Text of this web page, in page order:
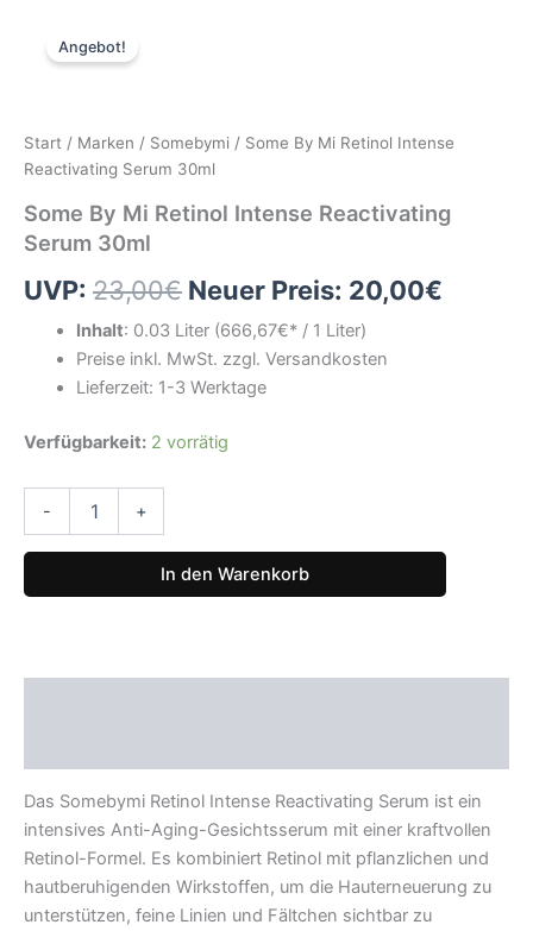
Angebot!
Start / Marken / Somebymi / Some By Mi Retinol Intense
Reactivating Serum 30ml
Some By Mi Retinol Intense Reactivating
Serum 30ml
UVP: 23,00€ Ursprünglicher
Preis
war:
Neuer Preis: 20,00€
Inhalt: 0.03 Liter (666,67€* / 1 Liter)
Preise inkl. MwSt. zzgl. Versandkosten
Lieferzeit: 1-3 Werktage
Verfügbarkeit: 2 vorrätig
-
Some
Mi
Retinol
Intense
Reactivating
+
In den Warenkorb
Das Somebymi Retinol Intense Reactivating Serum ist ein
intensives Anti-Aging-Gesichtsserum mit einer kraftvollen
Retinol-Formel. Es kombiniert Retinol mit pflanzlichen und
hautberuhigenden Wirkstoffen, um die Hauterneuerung zu
unterstützen, feine Linien und Fältchen sichtbar zu